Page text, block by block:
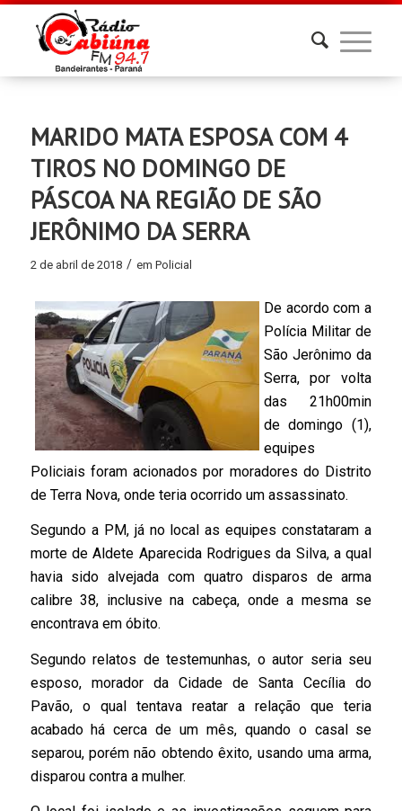
MARIDO MATA ESPOSA COM 4
TIROS NO DOMINGO DE
PÁSCOA NA REGIÃO DE SÃO
JERÔNIMO DA SERRA
2 de abril de 2018 / em Policial
De acordo com a
Polícia Militar de
São Jerônimo da
Serra, por volta
das 21h00min
de domingo (1),
equipes
Policiais foram acionados por moradores do Distrito
de Terra Nova, onde teria ocorrido um assassinato.
Segundo a PM, já no local as equipes constataram a
morte de Aldete Aparecida Rodrigues da Silva, a qual
havia sido alvejada com quatro disparos de arma
calibre 38, inclusive na cabeça, onde a mesma se
encontrava em óbito.
Segundo relatos de testemunhas, o autor seria seu
esposo, morador da Cidade de Santa Cecília do
Pavão, o qual tentava reatar a relação que teria
acabado há cerca de um mês, quando o casal se
separou, porém não obtendo êxito, usando uma arma,
disparou contra a mulher.